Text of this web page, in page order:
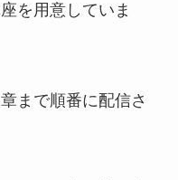
を用意していま
まで順番に配信さ